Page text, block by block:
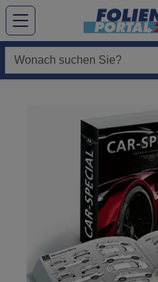
Hauptregion der Seite anspringen